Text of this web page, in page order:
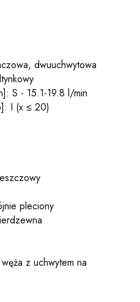
dwuuchwytowa
S - 15.1-19.8 l/min
I (x ≤ 20)
pleciony
z uchwytem na